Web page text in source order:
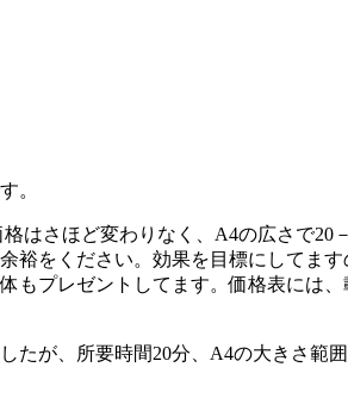
。
さほど変わりなく、A4の広さで20
をください。効果を目標にしてます
プレゼントしてます。価格表には
が、所要時間20分、A4の大きさ範